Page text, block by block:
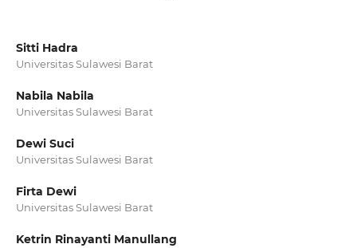
Sitti Hadra
Universitas Sulawesi Barat
Nabila Nabila
Universitas Sulawesi Barat
Dewi Suci
Universitas Sulawesi Barat
Firta Dewi
Universitas Sulawesi Barat
Ketrin Rinayanti Manullang